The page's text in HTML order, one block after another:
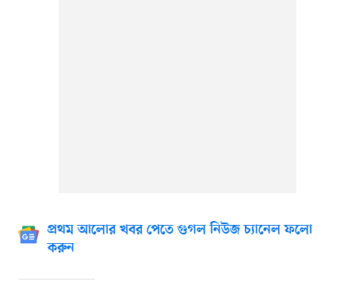
প্রথম আলোর খবর পেতে গুগল নিউজ চ্যানেল ফলো
করুন